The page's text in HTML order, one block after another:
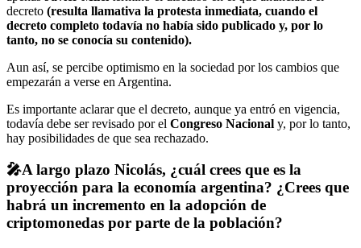
decreto (resulta llamativa la protesta inmediata, cuando el
decreto completo todavía no había sido publicado y, por lo
tanto, no se conocía su contenido).
Aun así, se percibe optimismo en la sociedad por los cambios que
empezarán a verse en Argentina.
Es importante aclarar que el decreto, aunque ya entró en vigencia,
todavía debe ser revisado por el Congreso Nacional y, por lo tanto,
hay posibilidades de que sea rechazado.
🎤A largo plazo Nicolás, ¿cuál crees que es la
proyección para la economía argentina? ¿Crees que
habrá un incremento en la adopción de
criptomonedas por parte de la población?